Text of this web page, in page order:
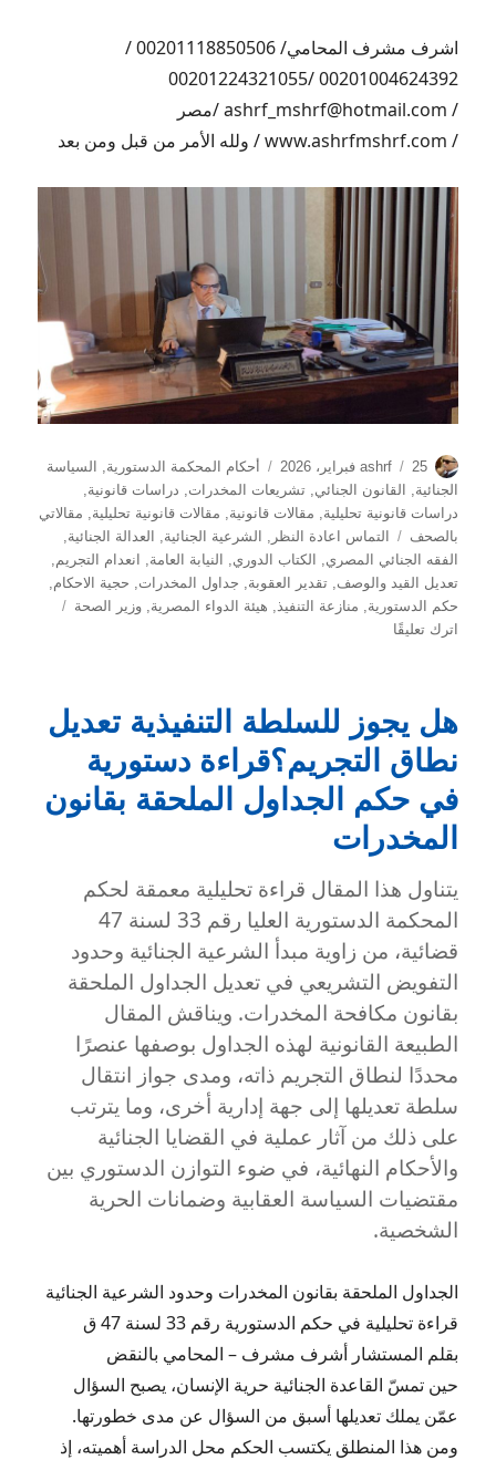
اشرف مشرف المحامي/ 00201118850506 /
00201004624392 /00201224321055
/ ashrf_mshrf@hotmail.com /مصر
/ www.ashrfmshrf.com / ولله الأمر من قبل ومن بعد
الكاتبashrf
نُشرت
في
25 فبراير، 2026 التصنيفات
أحكام المحكمة الدستورية
السياسة
الجنائية
القانون الجنائي ,تشريعات المخدرات دراسات قانونية
دراسات قانونية تحليلية
مقالات قانونية مقالات قانونية تحليلية
مقالاتي
بالصحف
الوسوم
التماس اعادة النظر الشرعية الجنائية العدالة الجنائية
الفقه الجنائي المصري
الكتاب الدوري النيابة العامة انعدام التجريم
تعديل القيد والوصف ,تقدير العقوبة جداول المخدرات حجية الاحكام
حكم الدستورية
منازعة التنفيذ هيئة الدواء المصرية ,وزير الصحة
اترك تعليقًا
على
الأحكام
الجنائية:
قراءة
في
حدود
الشرعية
بعد
جداول
المخدرات
هل يجوز للسلطة التنفيذية تعديل
نطاق التجريم؟قراءة دستورية
في حكم الجداول الملحقة بقانون
المخدرات
يتناول هذا المقال قراءة تحليلية معمقة لحكم
المحكمة الدستورية العليا رقم 33 لسنة 47
قضائية، من زاوية مبدأ الشرعية الجنائية وحدود
التفويض التشريعي في تعديل الجداول الملحقة
بقانون مكافحة المخدرات. ويناقش المقال
الطبيعة القانونية لهذه الجداول بوصفها عنصرًا
محددًا لنطاق التجريم ذاته، ومدى جواز انتقال
سلطة تعديلها إلى جهة إدارية أخرى، وما يترتب
على ذلك من آثار عملية في القضايا الجنائية
والأحكام النهائية، في ضوء التوازن الدستوري بين
مقتضيات السياسة العقابية وضمانات الحرية
الشخصية.
الجداول الملحقة بقانون المخدرات وحدود الشرعية الجنائية
قراءة تحليلية في حكم الدستورية رقم 33 لسنة 47 ق
بقلم المستشار أشرف مشرف – المحامي بالنقض
حين تمسّ القاعدة الجنائية حرية الإنسان، يصبح السؤال
عمّن يملك تعديلها أسبق من السؤال عن مدى خطورتها.
ومن هذا المنطلق يكتسب الحكم محل الدراسة أهميته، إذ